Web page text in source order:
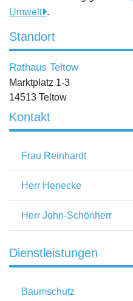
Umwelt .
Standort
Rathaus Teltow
Marktplatz 1-3
14513 Teltow
Kontakt
Frau Reinhardt
Herr Henecke
Herr John-Schönherr
Dienstleistungen
Baumschutz